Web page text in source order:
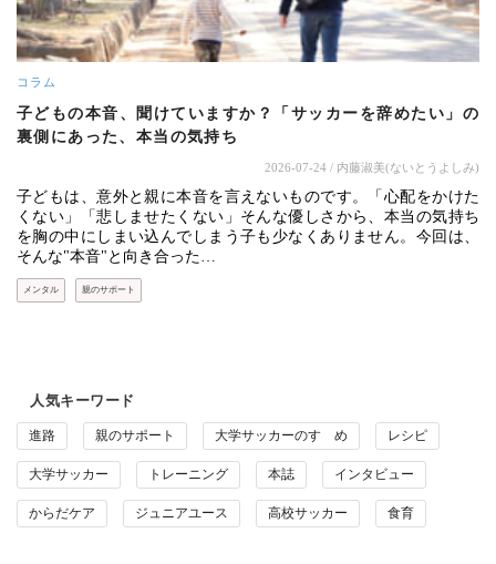
コラム
子どもの本音、聞けていますか？「サッカーを辞めたい」の
裏側にあった、本当の気持ち
2026-07-24 / 内藤淑美(ないとうよしみ)
子どもは、意外と親に本音を言えないものです。「心配をかけた
くない」「悲しませたくない」そんな優しさから、本当の気持ち
を胸の中にしまい込んでしまう子も少なくありません。今回は、
そんな"本音"と向き合った…
メンタル 親のサポート
人気キーワード
進路 親のサポート 大学サッカーのすゝめ レシピ
大学サッカー トレーニング 本誌 インタビュー
からだケア ジュニアユース 高校サッカー 食育